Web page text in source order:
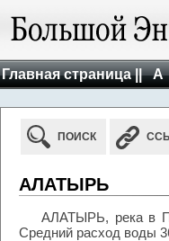
Главная страница || А
ПОИСК
АЛАТЫРЬ
АЛАТЫРЬ, река в
Средний расход воды